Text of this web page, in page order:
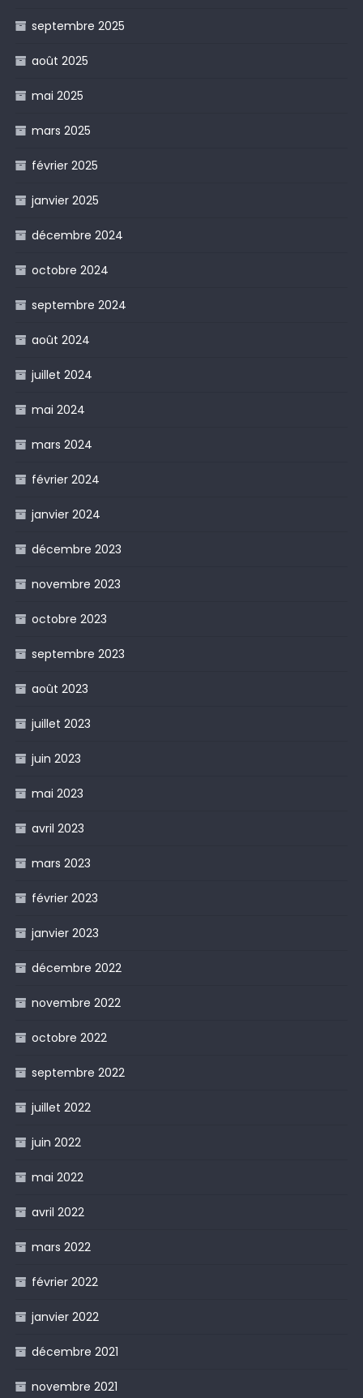
septembre 2025
août 2025
mai 2025
mars 2025
février 2025
janvier 2025
décembre 2024
octobre 2024
septembre 2024
août 2024
juillet 2024
mai 2024
mars 2024
février 2024
janvier 2024
décembre 2023
novembre 2023
octobre 2023
septembre 2023
août 2023
juillet 2023
juin 2023
mai 2023
avril 2023
mars 2023
février 2023
janvier 2023
décembre 2022
novembre 2022
octobre 2022
septembre 2022
juillet 2022
juin 2022
mai 2022
avril 2022
mars 2022
février 2022
janvier 2022
décembre 2021
novembre 2021